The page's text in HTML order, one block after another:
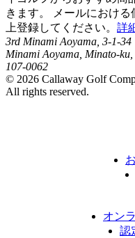
きます。 メールにおけ
上登録してください。 詳
3rd Minami Aoyama, 3-1-34
Minami Aoyama, Minato-ku,
107-0062
© 2026 Callaway Golf
All rights reserved.
オン
認